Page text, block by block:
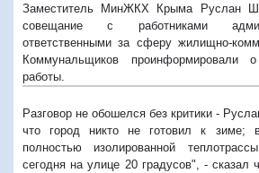
Заместитель МинЖКХ Крыма Руслан
совещание с работниками
ответственными за сферу жилищно-
Коммунальщиков проинформировали
работы.
Разговор не обошелся без критики -
что город никто не готовил к
полностью изолированной
сегодня на улице 20 градусов", - сказал